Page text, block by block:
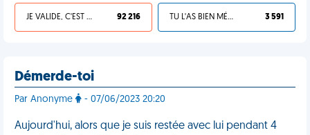
JE VALIDE, C'EST UNE VDM 92 216 TU L'AS BIEN MÉRITÉ 3 591
Démerde-toi
Par Anonyme - 07/06/2023 20:20
Aujourd'hui, alors que je suis restée avec lui pendant 4